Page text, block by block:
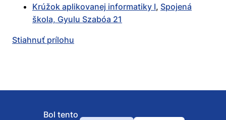
Krúžok aplikovanej informatiky I, Spojená
škola, Gyulu Szabóa 21
Stiahnuť prílohu
Bol tento